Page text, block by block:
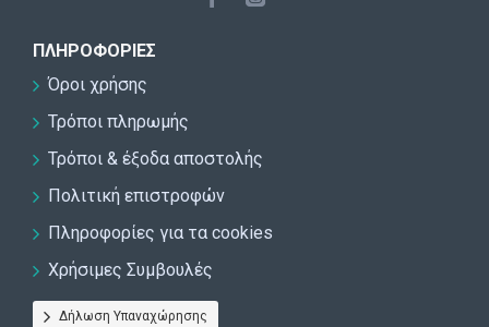
ΠΛΗΡΟΦΟΡΊΕΣ
Όροι χρήσης
Τρόποι πληρωμής
Τρόποι & έξοδα αποστολής
Πολιτική επιστροφών
Πληροφορίες για τα cookies
Χρήσιμες Συμβουλές
Δήλωση Υπαναχώρησης